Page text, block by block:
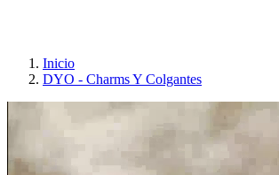
Inicio
DYO - Charms Y Colgantes